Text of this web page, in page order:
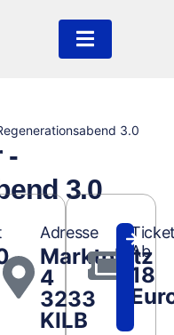
3.0
-
3.0
Adresse
Marktplatz
4
3233
KILB
Ab
18